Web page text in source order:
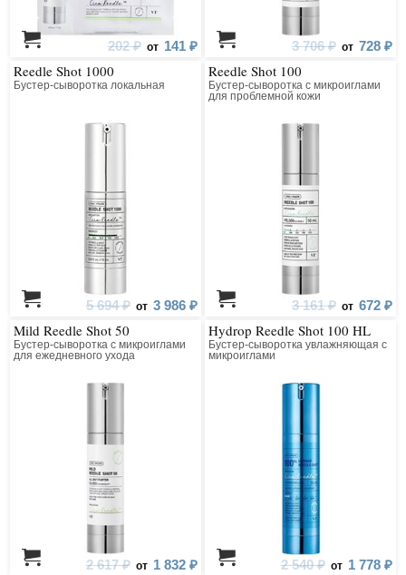
202 ₽ от 141 ₽ 3 706 ₽ от 728 ₽
Reedle Shot 1000
Бустер-сыворотка локальная
5 694 ₽ от 3 986 ₽
Reedle Shot 100
Бустер-сыворотка с микроиглами
для проблемной кожи
3 161 ₽ от 672 ₽
Mild Reedle Shot 50
Бустер-сыворотка с микроиглами
для ежедневного ухода
2 617 ₽ от 1 832 ₽
Hydrop Reedle Shot 100 HL
Бустер-сыворотка увлажняющая с
микроиглами
2 540 ₽ от 1 778 ₽